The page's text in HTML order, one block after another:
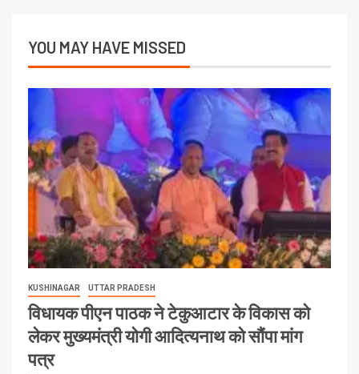
YOU MAY HAVE MISSED
KUSHINAGAR UTTAR PRADESH
विधायक पीएन पाठक ने टेकुआटार के विकास को
लेकर मुख्यमंत्री योगी आदित्यनाथ को सौंपा मांग
पत्र